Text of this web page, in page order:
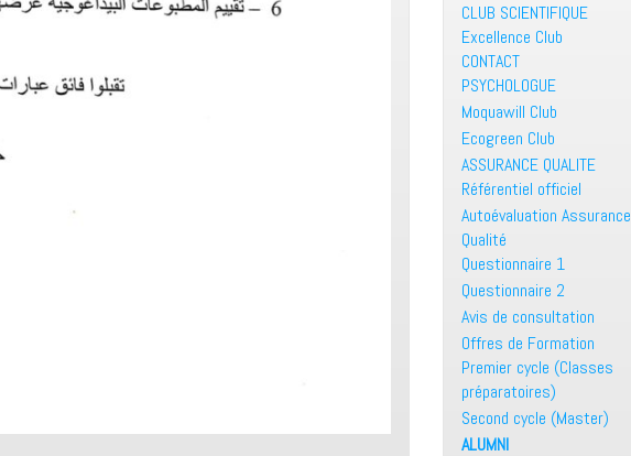
CLUB SCIENTIFIQUE
Excellence Club
CONTACT
PSYCHOLOGUE
Moquawill Club
Ecogreen Club
ASSURANCE QUALITE
Référentiel officiel
Autoévaluation Assurance
Qualité
Questionnaire 1
Questionnaire 2
Avis de consultation
Offres de Formation
Premier cycle (Classes
préparatoires)
Second cycle (Master)
ALUMNI